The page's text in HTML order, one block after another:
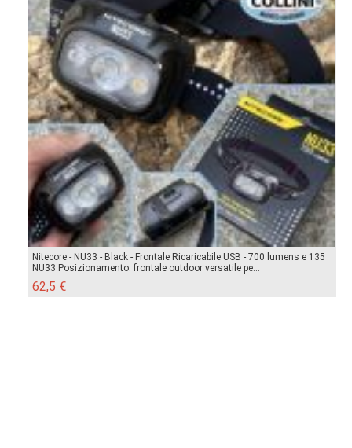
Nitecore - NU33 - Black - Frontale Ricaricabile USB - 700 lumens e 135
NU33 Posizionamento: frontale outdoor versatile pe...
62,5 €